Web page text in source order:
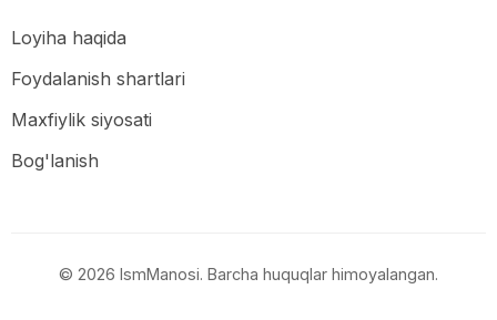
Loyiha haqida
Foydalanish shartlari
Maxfiylik siyosati
Bog'lanish
© 2026 IsmManosi. Barcha huquqlar himoyalangan.